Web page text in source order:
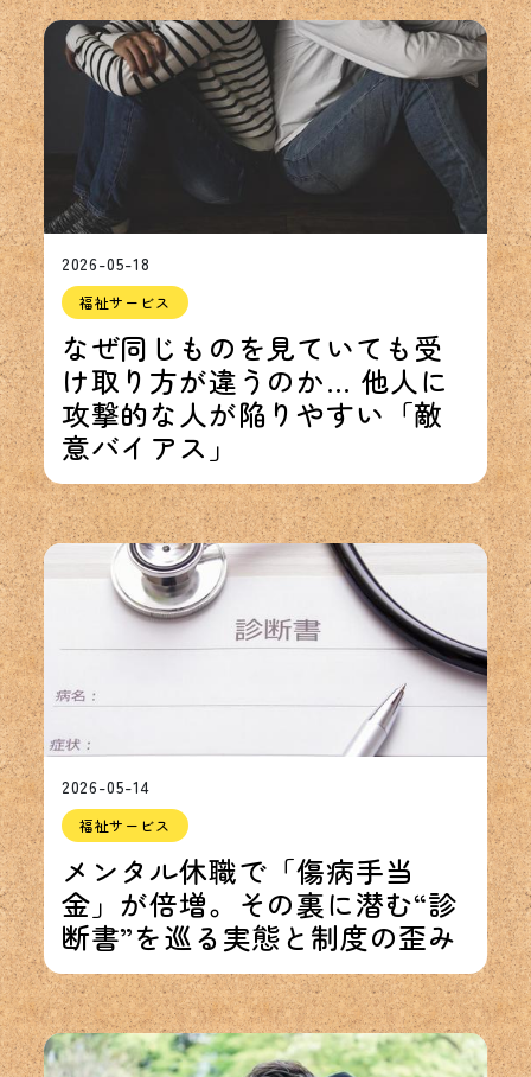
2026-05-18
福祉サービス
なぜ同じものを見ていても受
け取り方が違うのか… 他人に
攻撃的な人が陥りやすい「敵
意バイアス」
2026-05-14
福祉サービス
メンタル休職で「傷病手当
金」が倍増。その裏に潜む“診
断書”を巡る実態と制度の歪み